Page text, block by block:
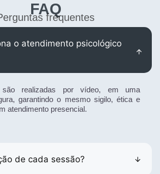
FAQfrequentes
o atendimento psicológico
realizadas por vídeo, em uma
garantindo o mesmo sigilo, ética e
atendimento presencial.
de cada sessão?